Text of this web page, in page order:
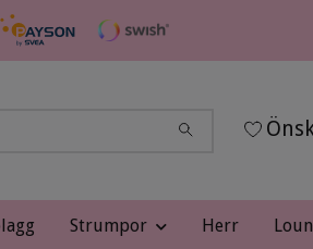
Strumpor Herr